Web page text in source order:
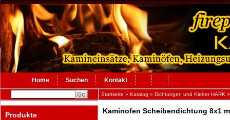
Home Suchen Kontakt
Startseite » Katalog » Dichtungen und Kleber HARK
Produkte Kaminofen Scheibendichtung 8x1